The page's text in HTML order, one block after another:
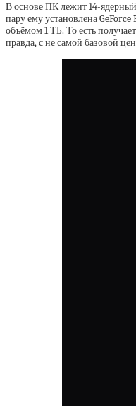
В основе ПК лежит 14-
пару ему установлена
объёмом 1 ТБ. То есть
правда, с не самой базовой